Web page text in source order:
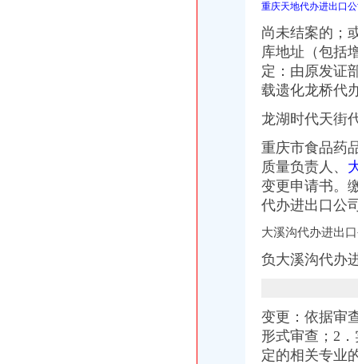
重庆天地代办进出口
尚未结案的；
库地址（包括
定：由原发证
载遗化龙桥代
龙湖时代天街
重庆市食品药
质量负责人、
变更申请书。
代办进出口公
大溪沟代办进出
负大溪沟代办
变更：依据审
形式审查；2
定的相关专业